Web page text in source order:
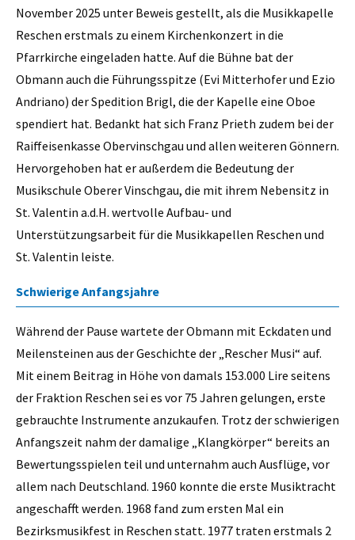
November 2025 unter Beweis gestellt, als die Musikkapelle
Reschen erstmals zu einem Kirchenkonzert in die
Pfarrkirche eingeladen hatte. Auf die Bühne bat der
Obmann auch die Führungsspitze (Evi Mitterhofer und Ezio
Andriano) der Spedition Brigl, die der Kapelle eine Oboe
spendiert hat. Bedankt hat sich Franz Prieth zudem bei der
Raiffeisenkasse Obervinschgau und allen weiteren Gönnern.
Hervorgehoben hat er außerdem die Bedeutung der
Musikschule Oberer Vinschgau, die mit ihrem Nebensitz in
St. Valentin a.d.H. wertvolle Aufbau- und
Unterstützungsarbeit für die Musikkapellen Reschen und
St. Valentin leiste.
Schwierige Anfangsjahre
Während der Pause wartete der Obmann mit Eckdaten und
Meilensteinen aus der Geschichte der „Rescher Musi“ auf.
Mit einem Beitrag in Höhe von damals 153.000 Lire seitens
der Fraktion Reschen sei es vor 75 Jahren gelungen, erste
gebrauchte Instrumente anzukaufen. Trotz der schwierigen
Anfangszeit nahm der damalige „Klangkörper“ bereits an
Bewertungsspielen teil und unternahm auch Ausflüge, vor
allem nach Deutschland. 1960 konnte die erste Musiktracht
angeschafft werden. 1968 fand zum ersten Mal ein
Bezirksmusikfest in Reschen statt. 1977 traten erstmals 2